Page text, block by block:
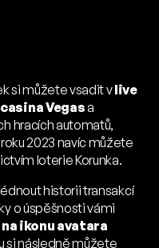
si můžete vsadit vlive
Vegasa
hracích automatů,
2023 navíc můžete
loterie Korunka.
historii transakcí
o úspěšnosti vámi
ikonu avatara
si následně můžete